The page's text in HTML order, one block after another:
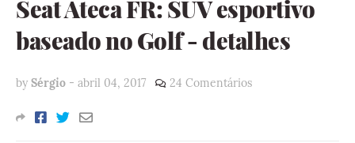
Seat Ateca FR: SUV esportivo
baseado no Golf - detalhes
by Sérgio - abril 04, 2017 24 Comentários